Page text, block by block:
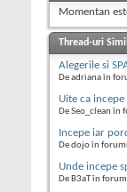
Momentan
Thread-uri
Alegerile si
De adriana în
Uite ca
De Seo_clean în
Incepe iar
De dojo în
Unde incepe
De B3aT în